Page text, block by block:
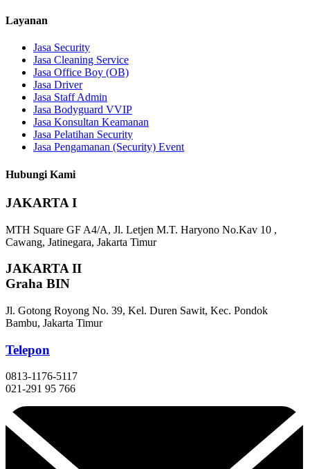
Layanan
Jasa Security
Jasa Cleaning Service
Jasa Office Boy (OB)
Jasa Driver
Jasa Staff Admin
Jasa Bodyguard VVIP
Jasa Konsultan Keamanan
Jasa Pelatihan Security
Jasa Pengamanan (Security) Event
Hubungi Kami
JAKARTA I
MTH Square GF A4/A, Jl. Letjen M.T. Haryono No.Kav 10 ,
Cawang, Jatinegara, Jakarta Timur
JAKARTA II
Graha BIN
Jl. Gotong Royong No. 39, Kel. Duren Sawit, Kec. Pondok
Bambu, Jakarta Timur
Telepon
0813-1176-5117
021-291 95 766